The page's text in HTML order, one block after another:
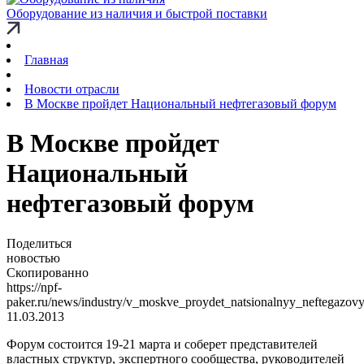
Оборудование из наличия и быстрой поставки
Главная
Новости отрасли
В Москве пройдет Национальный нефтегазовый форум
В Москве пройдет
Национальный
нефтегазовый форум
Поделиться
новостью
Скопированно
https://npf-
paker.ru/news/industry/
11.03.2013
Форум состоится 19-21 марта и соберет представителей
властных структур, экспертного сообщества, руководителей